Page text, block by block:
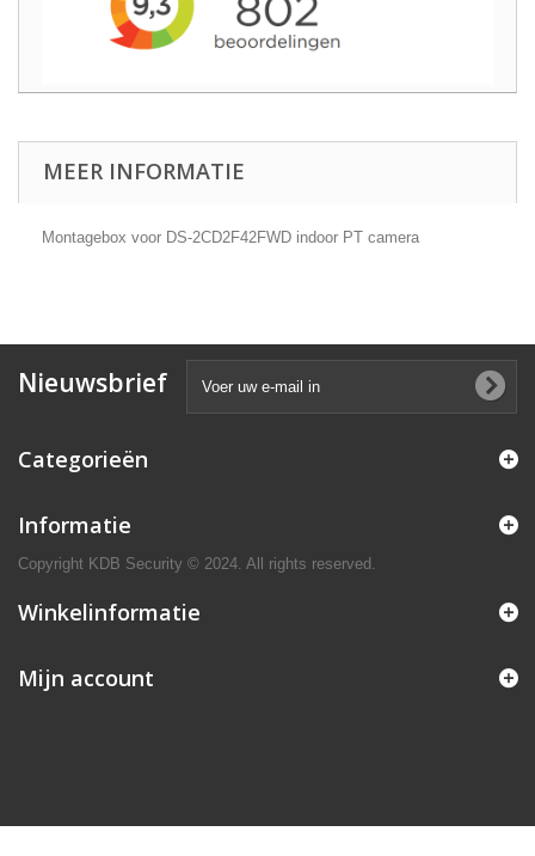
MEER INFORMATIE
Montagebox voor DS-2CD2F42FWD indoor PT camera
Nieuwsbrief
Categorieën
Informatie
Copyright KDB Security © 2024. All rights reserved.
Winkelinformatie
Mijn account